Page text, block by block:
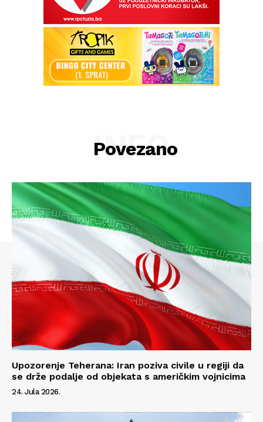
Povezano
INFO
Upozorenje Teherana: Iran poziva civile u regiji da
se drže podalje od objekata s američkim vojnicima
24. Jula 2026.